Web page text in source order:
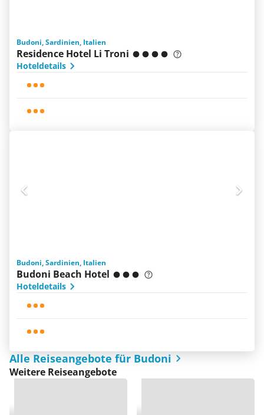
Budoni, Sardinien, Italien
Residence Hotel Li Troni
Hoteldetails
Budoni, Sardinien, Italien
Budoni Beach Hotel
Hoteldetails
Alle Reiseangebote für Budoni
Weitere Reiseangebote